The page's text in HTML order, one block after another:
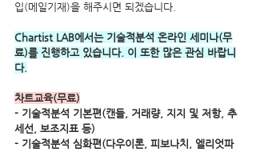
입(메일기재)을 해주시면 되겠습니다.
Chartist LAB에서는 기술적분석 온라인 세미나(무
료)를 진행하고 있습니다. 이 또한 많은 관심 바랍니
다.
차트교육(무료)
- 기술적분석 기본편(캔들, 거래량, 지지 및 저항, 추
세선, 보조지표 등)
- 기술적분석 심화편(다우이론, 피보나치, 엘리엇파